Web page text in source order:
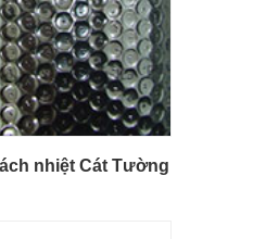
nhiệt Cát Tường